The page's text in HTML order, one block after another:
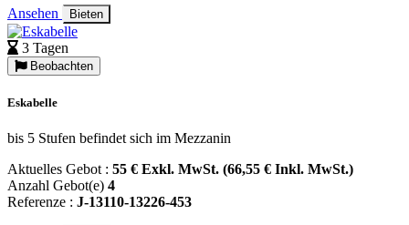
Ansehen Bieten
3 Tagen
Beobachten
Eskabelle
bis 5 Stufen befindet sich im Mezzanin
Aktuelles Gebot : 55 € Exkl. MwSt. (66,55 € Inkl. MwSt.)
Anzahl Gebot(e) 4
Referenze : J-13110-13226-453